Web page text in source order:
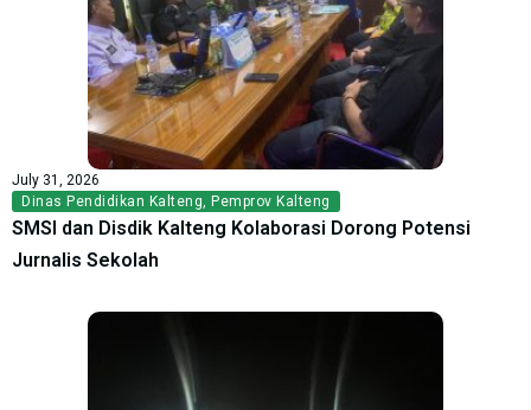
July 31, 2026
Dinas Pendidikan Kalteng, Pemprov Kalteng
SMSI dan Disdik Kalteng Kolaborasi Dorong Potensi
Jurnalis Sekolah